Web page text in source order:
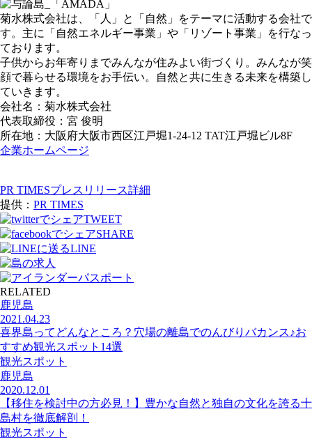
菊水株式会社は、「人」と「自然」をテーマに活動する会社で
す。主に「自然エネルギー事業」や「リゾート事業」を行なっ
ております。
子供からお年寄りまでみんなが住みよい街づくり。みんなが笑
顔で暮らせる環境をお手伝い。自然と共に生きる未来を構築し
ていきます。
会社名：菊水株式会社
代表取締役：宮 俊明
所在地：大阪府大阪市西区江戸堀1-24-12 TAT江戸堀ビル8F
企業ホームページ
PR TIMESプレスリリース詳細
提供： PR TIMES
TWEET
SHARE
LINE
RELATED
鹿児島
2021.04.23
喜界島ってどんなところ？穴場の離島でのんびりバカンス♪お
すすめ観光スポット14選
観光スポット
鹿児島
2020.12.01
【移住を検討中の方必見！】豊かな自然と独自の文化を誇る十
島村を徹底解剖！
観光スポット